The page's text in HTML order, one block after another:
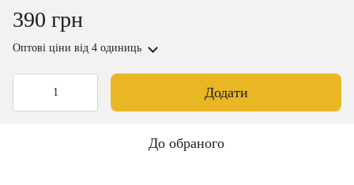
390 грн
Оптові ціни від 4 одиниць
Додати
До обраного